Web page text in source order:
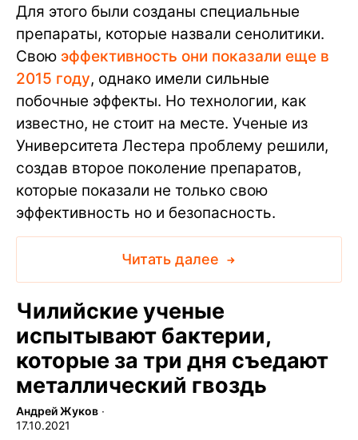
Для этого были созданы специальные
препараты, которые назвали сенолитики.
Свою эффективность они показали еще в
2015 году, однако имели сильные
побочные эффекты. Но технологии, как
известно, не стоит на месте. Ученые из
Университета Лестера проблему решили,
создав второе поколение препаратов,
которые показали не только свою
эффективность но и безопасность.
Читать далее
Чилийские ученые
испытывают бактерии,
которые за три дня съедают
металлический гвоздь
Андрей Жуков ∙
17.10.2021